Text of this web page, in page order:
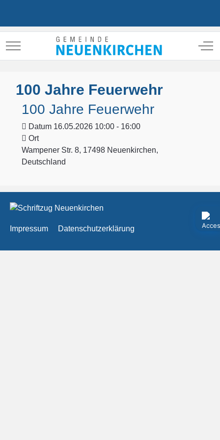
Mobile Menu Toggle Off-
100 Jahre Feuerwehr
100 Jahre Feuerwehr
Datum 16.05.2026 10:00 - 16:00
Ort
Wampener Str. 8, 17498 Neuenkirchen,
Deutschland
Impressum Datenschutzerklärung